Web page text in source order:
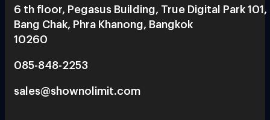
6 th floor, Pegasus Building, True Digital Park 101,
Bang Chak, Phra Khanong, Bangkok
10260
085-848-2253
sales@shownolimit.com